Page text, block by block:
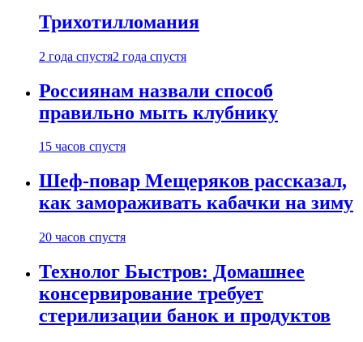
Трихотилломания
2 года спустя2 года спустя
Россиянам назвали способ
правильно мыть клубнику
15 часов спустя
Шеф-повар Мещеряков рассказал,
как замораживать кабачки на зиму
20 часов спустя
Технолог Быстров: Домашнее
консервирование требует
стерилизации банок и продуктов